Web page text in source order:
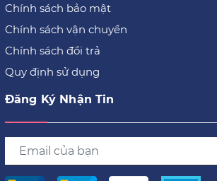
Chính sách bảo mật
Chính sách vận chuyển
Chính sách đổi trả
Quy định sử dụng
Đăng Ký Nhận Tin